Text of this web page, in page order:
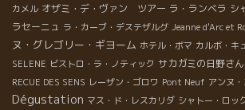
カメル オザミ・デ・ヴァン ツアー ラ・ランベラ シ
ラセーニュ ラ・カーブ・デステザルグ Jeanne d'Arc et
ヌ・グレゴリー・ギヨーム ホテル・ボマ カルボ・キ
SELENE ビストロ・ラ・ノティック サカガミの日野さん
RECUE DES SENS レーザン・ゴロワ Pont Neuf アンヌ
Dégustation マス・ド・レスカリダ シャトー・ロッ